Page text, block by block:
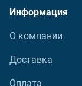
Информация
О компании
Доставка
Оплата